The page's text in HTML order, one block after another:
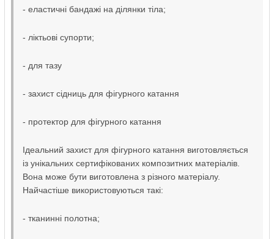
- еластичні бандажі на ділянки тіла;
- ліктьові супорти;
- для тазу
- захист сідниць для фігурного катання
- протектор для фігурного катання
Ідеальний захист для фігурного катання виготовляється
із унікальних сертифікованих композитних матеріалів.
Вона може бути виготовлена з різного матеріалу.
Найчастіше використовуються такі:
- тканинні полотна;